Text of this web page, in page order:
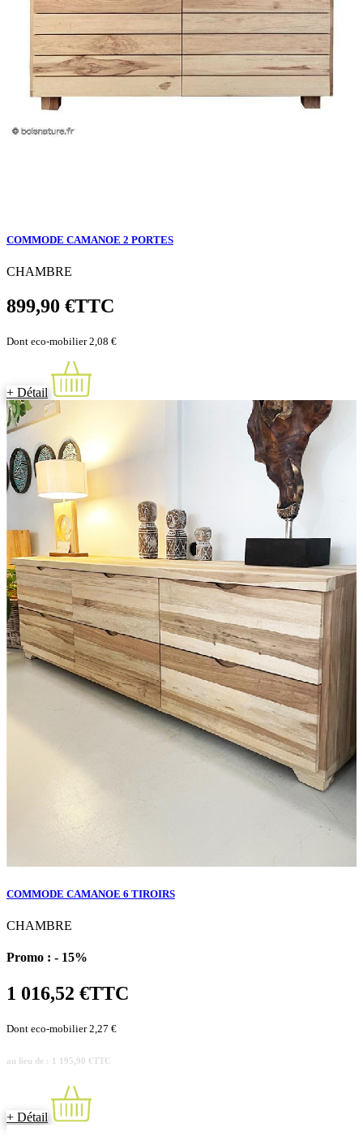
COMMODE CAMANOE 2 PORTES
CHAMBRE
899,90 €TTC
Dont eco-mobilier 2,08 €
+ Détail
COMMODE CAMANOE 6 TIROIRS
CHAMBRE
Promo : - 15%
1 016,52 €TTC
Dont eco-mobilier 2,27 €
au lieu de : 1 195,90 €TTC
+ Détail